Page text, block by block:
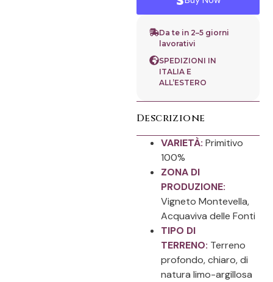
Da te in 2–5 giorni
lavorativi
SPEDIZIONI IN
ITALIA E
ALL’ESTERO
Descrizione
VARIETÀ: Primitivo
100%
ZONA DI
PRODUZIONE:
Vigneto Montevella,
Acquaviva delle Fonti
TIPO DI
TERRENO: Terreno
profondo, chiaro, di
natura limo-argillosa